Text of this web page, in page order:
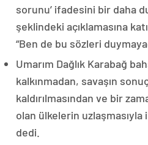
sorunu’ ifadesini bir daha
şeklindeki açıklamasına
“Ben de bu sözleri
Umarım Dağlık Karabağ
kalkınmadan, savaşın
kaldırılmasından ve bir
olan ülkelerin uzlaşmasıyla
dedi.